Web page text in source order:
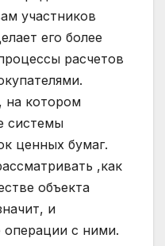
участников
его более
расчетов
котором
системы
ценных бумаг.
,как
объекта
и
с ними.